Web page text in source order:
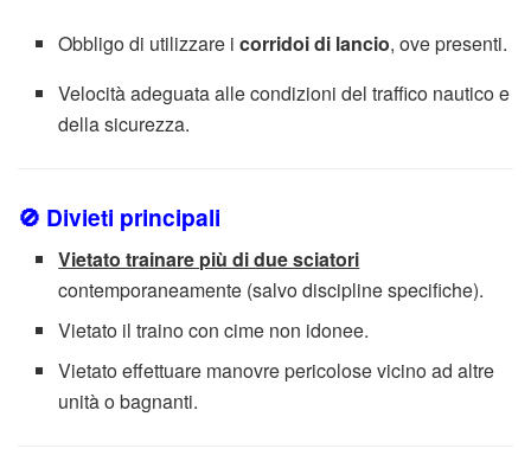
Obbligo di utilizzare icorridoi di lancio, ove presenti.
Velocità adeguata alle condizioni del traffico nautico e
della sicurezza.
🚫 Divieti principali
Vietato trainare più di due sciatori
contemporaneamente (salvo discipline specifiche).
Vietato il traino con cime non idonee.
Vietato effettuare manovre pericolose vicino ad altre
unità o bagnanti.